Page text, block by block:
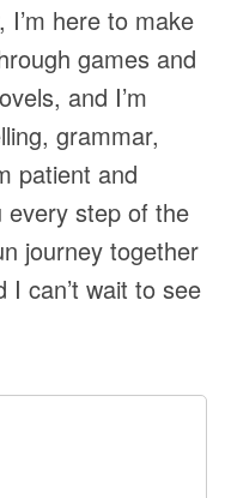
here to make
games and
and I’m
grammar,
patient and
every step of the
journey together
can’t wait to see